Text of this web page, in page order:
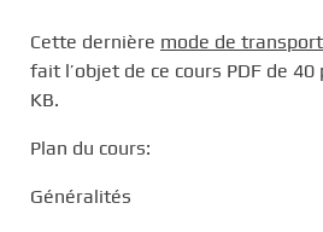
Cette dernière mode de
fait l’objet de ce cours PDF de
KB.
Plan du cours:
Généralités